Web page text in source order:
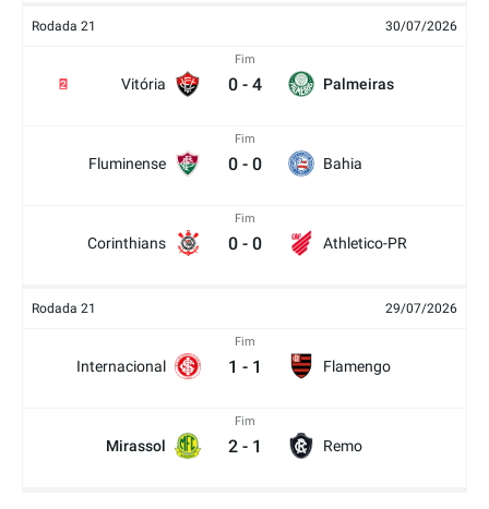
Rodada 21 30/07/2026
Vitória
2
Fim
0 - 4 Palmeiras
Fluminense
Fim
0 - 0 Bahia
Corinthians
Fim
0 - 0 Athletico-PR
Rodada 21 29/07/2026
Internacional
Fim
1 - 1 Flamengo
Mirassol
Fim
2 - 1 Remo